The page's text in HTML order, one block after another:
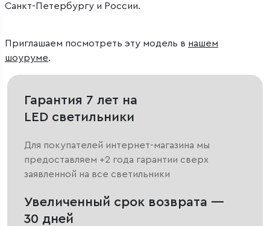
Санкт-Петербургу и России.
Приглашаем посмотреть эту модель в нашем
шоуруме.
Гарантия 7 лет на
LED светильники
Для покупателей интернет-магазина мы
предоставляем +2 года гарантии сверх
заявленной на все светильники
Увеличенный срок возврата —
30 дней